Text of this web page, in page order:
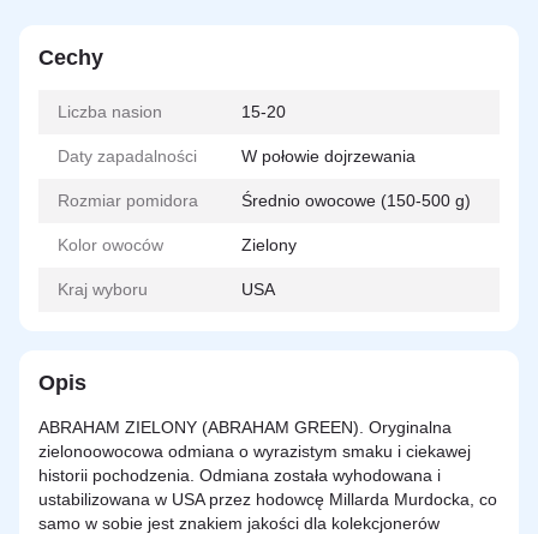
Cechy
Liczba nasion 15-20
Daty zapadalności W połowie dojrzewania
Rozmiar pomidora Średnio owocowe (150-500 g)
Kolor owoców Zielony
Kraj wyboru USA
Opis
ABRAHAM ZIELONY (ABRAHAM GREEN). Oryginalna
zielonoowocowa odmiana o wyrazistym smaku i ciekawej
historii pochodzenia. Odmiana została wyhodowana i
ustabilizowana w USA przez hodowcę Millarda Murdocka, co
samo w sobie jest znakiem jakości dla kolekcjonerów